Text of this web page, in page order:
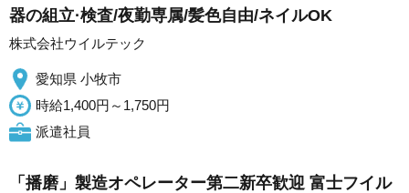
器の組立·検査/夜勤専属/髪色自由/ネイルOK
株式会社ウイルテック
愛知県 小牧市
時給1,400円～1,750円
派遣社員
「播磨」製造オペレーター第二新卒歓迎 富士フイル